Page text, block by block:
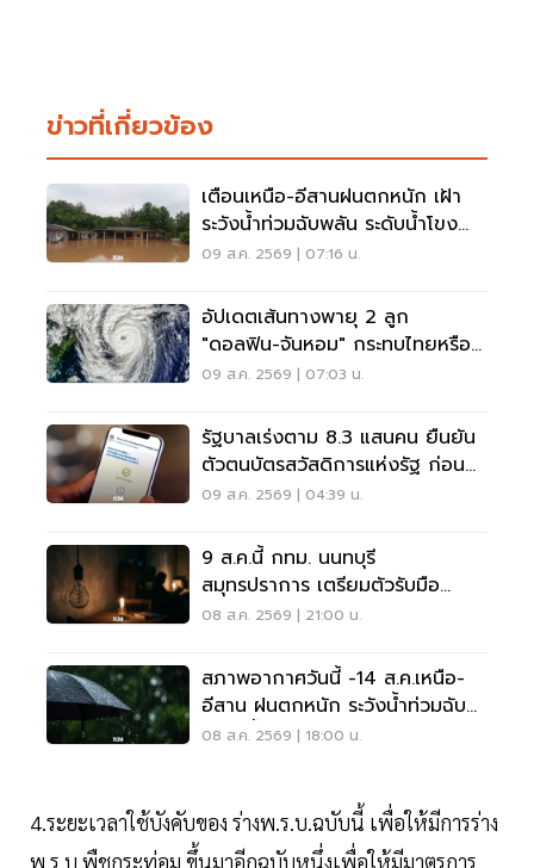
ข่าวที่เกี่ยวข้อง
เตือนเหนือ-อีสานฝนตกหนัก เฝ้า
ระวังน้ำท่วมฉับพลัน ระดับน้ำโขง
เพิ่มสูง
09 ส.ค. 2569 | 07:16 น.
อัปเดตเส้นทางพายุ 2 ลูก
"ดอลฟิน-จันหอม" กระทบไทยหรือ
ไม่ เช็กเลย
09 ส.ค. 2569 | 07:03 น.
รัฐบาลเร่งตาม 8.3 แสนคน ยืนยัน
ตัวตนบัตรสวัสดิการแห่งรัฐ ก่อน
พลาดสิทธิ
09 ส.ค. 2569 | 04:39 น.
9 ส.ค.นี้ กทม. นนทบุรี
สมุทรปราการ เตรียมตัวรับมือ
'ไฟฟ้าดับ' หลายจุด
08 ส.ค. 2569 | 21:00 น.
สภาพอากาศวันนี้ -14 ส.ค.เหนือ-
อีสาน ฝนตกหนัก ระวังน้ำท่วมฉับ
พลัน น้ำป่าไหลหลาก
08 ส.ค. 2569 | 18:00 น.
4.ระยะเวลาใช้บังคับของ ร่างพ.ร.บ.ฉบับนี้ เพื่อให้มีการร่าง
พ.ร.บ.พืชกระท่อม ขึ้นมาอีกฉบับหนึ่งเพื่อให้มีมาตรการ